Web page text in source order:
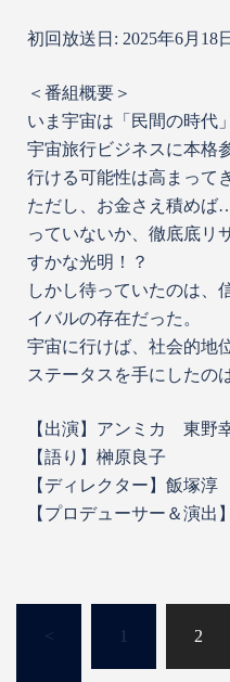
初回放送日: 2025年6月18
＜番組概要＞
いま宇宙は「民間の時代
宇宙旅行ビジネスに本格
行ける可能性は高まって
ただし、お金さえ積めば
っていないか、徹底底リ
すかな光明！？
しかし待っていたのは、
イバルの存在だった。
宇宙に行けば、社会的地
ステータスを手にしたの
【出演】アンミカ 東
【語り】榊原良子
【ディレクター】飯塚淳
【プロデューサー＆演出
< 1 2